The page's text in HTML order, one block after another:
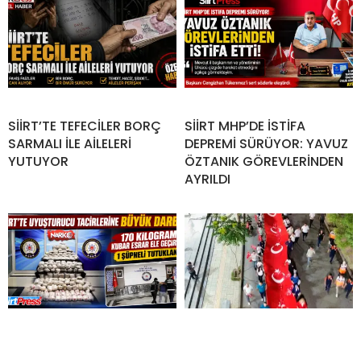
SİİRT’TE TEFECİLER BORÇ
SARMALI İLE AİLELERİ
YUTUYOR
SİİRT MHP’DE İSTİFA
DEPREMİ SÜRÜYOR: YAVUZ
ÖZTANIK GÖREVLERİNDEN
AYRILDI